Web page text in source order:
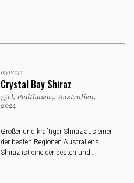
0512171
Crystal Bay Shiraz
75cl, Padthaway, Australien,
2024
Großer und kräftiger Shiraz aus einer
der besten Regionen Australiens.
Shiraz ist eine der besten und